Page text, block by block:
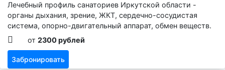
Лечебный профиль санаториев Иркутской области -
органы дыхания, зрение, ЖКТ, сердечно-сосудистая
система, опорно-двигательный аппарат, обмен веществ.
от 2300 рублей
Забронировать